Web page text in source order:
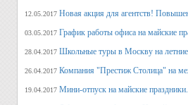
12.05.2017 Новая акция для агентств!
03.05.2017 График работы офиса на майские
28.04.2017 Школьные туры в Москву на
26.04.2017 Компания "Престиж Столица" на
19.04.2017 Мини-отпуск на майские